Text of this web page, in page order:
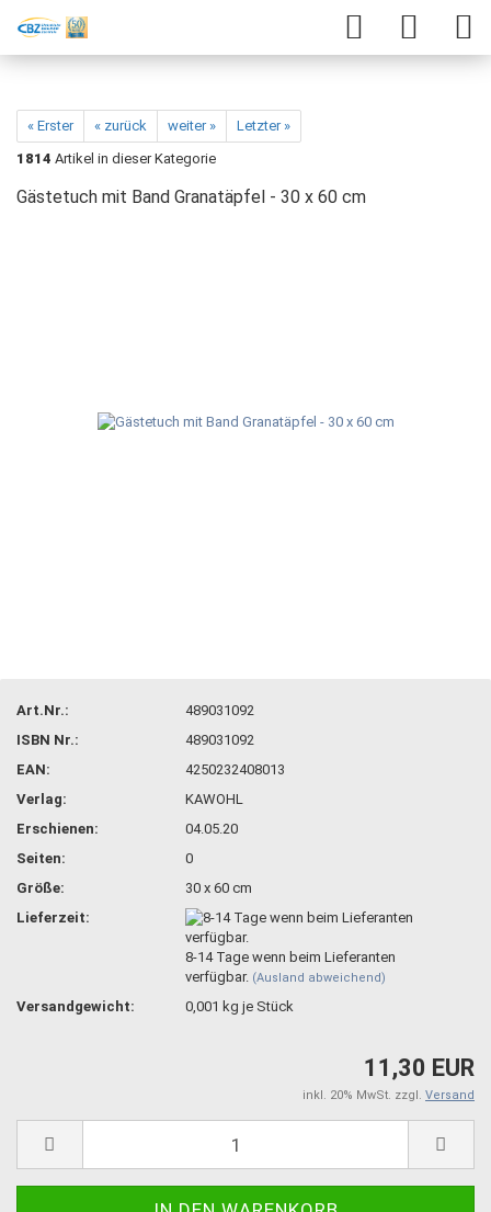
« Erster « zurück weiter »
Letzter »
1814 Artikel in dieser Kategorie
Gästetuch mit Band Granatäpfel - 30 x 60 cm
Art.Nr.:
489031092
ISBN Nr.:
489031092
EAN:
4250232408013
Verlag:
KAWOHL
Erschienen:
04.05.20
Seiten:
0
Größe:
30 x 60 cm
Lieferzeit:
8-14 Tage wenn beim Lieferanten
verfügbar. (Ausland abweichend)
Versandgewicht: 0,001 kg je Stück
11,30 EUR
inkl. 20% MwSt. zzgl. Versand